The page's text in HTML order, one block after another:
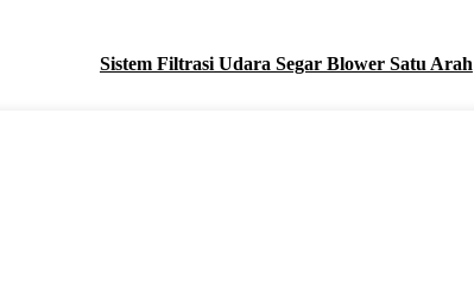
Sistem Filtrasi Udara Segar Blower Satu Arah